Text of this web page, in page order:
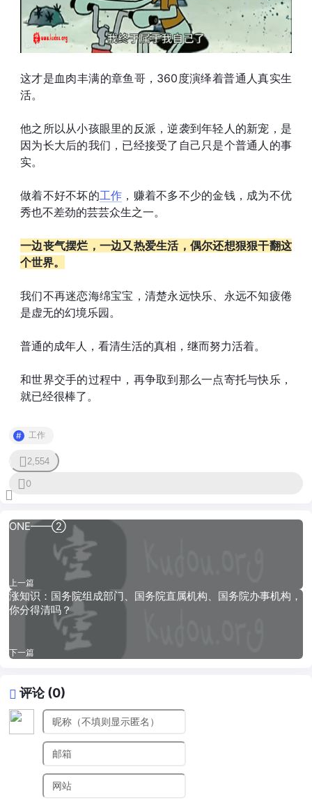
这才是血肉丰满的章鱼哥，360度演绎着普通人真实生
活。
他之所以从小孩眼里的反派，逆袭到年轻人的新宠，是
因为长大后的我们，已经接受了自己只是个普通人的事
实。
做着不好不坏的工作 ，赚着不多不少的金钱，成为不优
秀也不差劲的芸芸众生之一。
一边丧气摆烂，一边又热爱生活，偶尔还想狠狠干翻这
个世界。
我们不再迷恋海绵宝宝，清楚永远快乐、永远不知疲倦
是虚无的幻境乐园。
普通的成年人，看清生活的真相，继而努力活着。
和世界交手的过程中，再争取到那么一点寄托与快乐，
就已经很棒了。
工作
2,554
0
ONE——②
上一篇
涨知识：国务院组成部门、国务院直属机构、国务院办事机构，
你分得清吗？
下一篇
评论 (0)